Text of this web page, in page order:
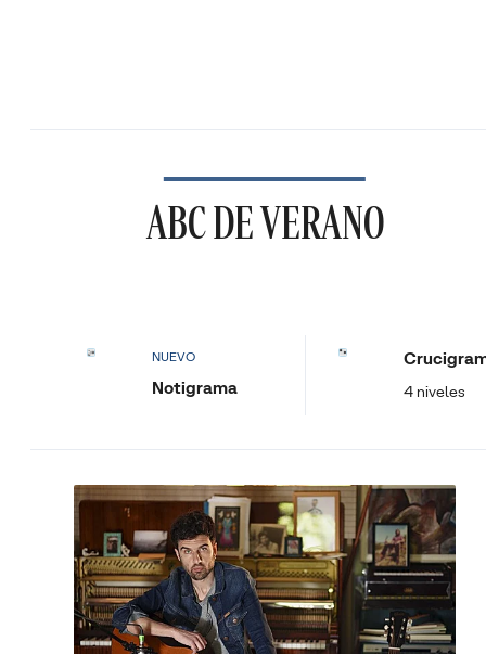
ABC DE VERANO
NUEVO
Notigrama 4 niveles